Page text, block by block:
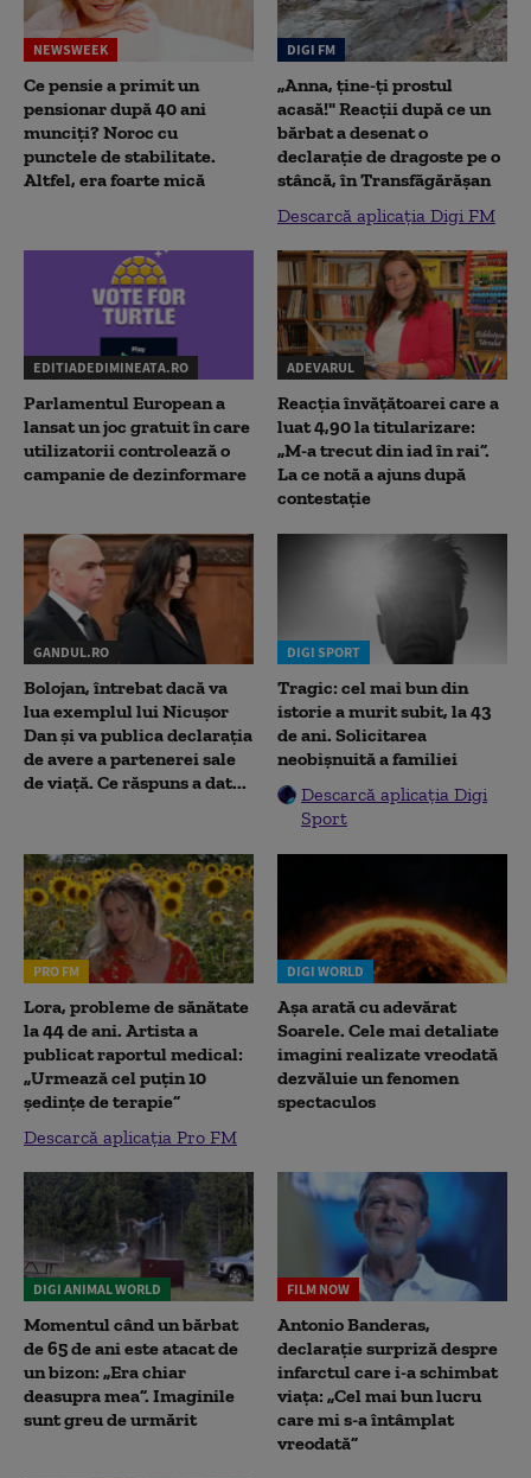
NEWSWEEK
Ce pensie a primit un
pensionar după 40 ani
munciți? Noroc cu
punctele de stabilitate.
Altfel, era foarte mică
DIGI FM
„Anna, ţine-ţi prostul
acasă!" Reacţii după ce un
bărbat a desenat o
declaraţie de dragoste pe o
stâncă, în Transfăgărăşan
Descarcă aplicația Digi FM
EDITIADEDIMINEATA.RO
Parlamentul European a
lansat un joc gratuit în care
utilizatorii controlează o
campanie de dezinformare
ADEVARUL
Reacția învățătoarei care a
luat 4,90 la titularizare:
„M-a trecut din iad în rai”.
La ce notă a ajuns după
contestație
GANDUL.RO
Bolojan, întrebat dacă va
lua exemplul lui Nicușor
Dan și va publica declarația
de avere a partenerei sale
de viață. Ce răspuns a dat...
DIGI SPORT
Tragic: cel mai bun din
istorie a murit subit, la 43
de ani. Solicitarea
neobișnuită a familiei
Descarcă aplicația Digi
Sport
PRO FM
Lora, probleme de sănătate
la 44 de ani. Artista a
publicat raportul medical:
„Urmează cel puțin 10
ședințe de terapie”
Descarcă aplicația Pro FM
DIGI WORLD
Așa arată cu adevărat
Soarele. Cele mai detaliate
imagini realizate vreodată
dezvăluie un fenomen
spectaculos
DIGI ANIMAL WORLD
Momentul când un bărbat
de 65 de ani este atacat de
un bizon: „Era chiar
deasupra mea”. Imaginile
sunt greu de urmărit
FILM NOW
Antonio Banderas,
declarație surpriză despre
infarctul care i-a schimbat
viața: „Cel mai bun lucru
care mi s-a întâmplat
vreodată”